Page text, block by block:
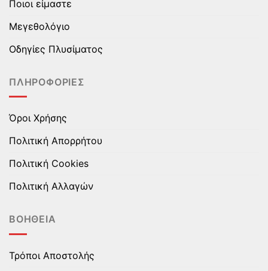
μπορούν
επιλεγούν
στη
σελίδα
προϊόντος
Ποιοι είμαστε
Μεγεθολόγιο
Οδηγίες Πλυσίματος
ΠΛΗΡΟΦΟΡΊΕΣ
Όροι Χρήσης
Πολιτική Απορρήτου
Πολιτική Cookies
Πολιτική Αλλαγών
ΒΟΉΘΕΙΑ
Τρόποι Αποστολής